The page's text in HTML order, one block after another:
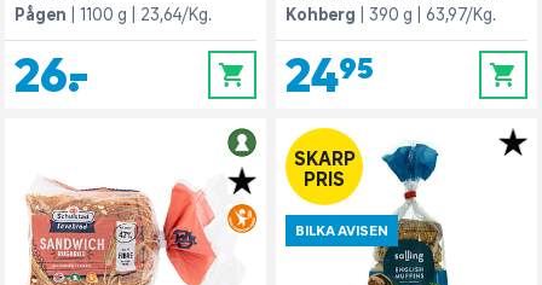
Pågen
1100 g 23,64/Kg.
26,- 0
Kohberg
390 g 63,97/Kg.
24,95 0
SKARP
PRIS
BILKA AVISEN